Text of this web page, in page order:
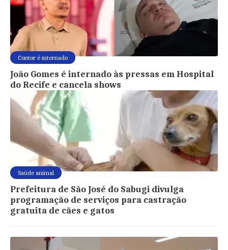
Contor é internado
João Gomes é internado às pressas em Hospital
do Recife e cancela shows
Saúde animal
Prefeitura de São José do Sabugi divulga
programação de serviços para castração
gratuita de cães e gatos